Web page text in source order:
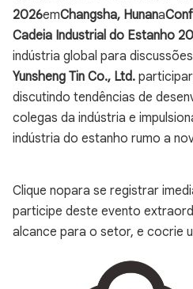
2026emChangsha, Hunana
Cadeia Industrial do Estanho
indústria global para
Yunsheng Tin Co., Ltd.
discutindo tendências de
colegas da indústria e
indústria do estanho rumo a
Clique nopara se registrar
participe deste evento
alcance para o setor, e cocrie